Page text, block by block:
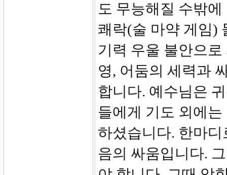
도 무능해질 수밖
쾌락(술 마약 게임)
기력 우울 불안으
영, 어둠의 세력과
합니다. 예수님은
들에게 기도 외에
하셨습니다. 한마
음의 싸움입니다.